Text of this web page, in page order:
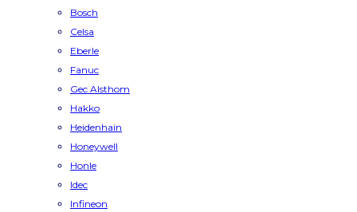
Bosch
Celsa
Eberle
Fanuc
Gec Alsthom
Hakko
Heidenhain
Honeywell
Honle
Idec
Infineon